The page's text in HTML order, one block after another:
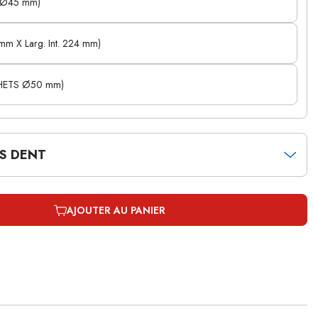
X Larg. Int. 224 mm)
Ø50 mm)
DENT
AJOUTER AU PANIER